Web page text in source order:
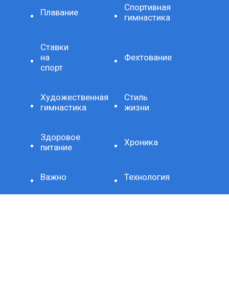
Плавание
Спортивная
гимнастика
Ставки
на
спорт
Фехтование
Художественная
гимнастика
Стиль
жизни
Здоровое
питание
Хроника
Важно Технология